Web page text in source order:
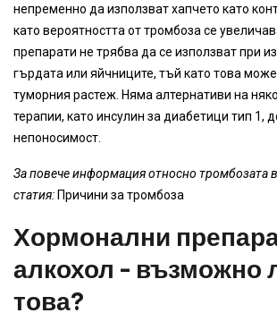
непременно да използват хапчето като
като вероятността от тромбоза се
препарати не трябва да се използват при
гърдата или яйчниците, тъй като това
туморния растеж. Няма алтернативи на
терапии, като инсулин за диабетици тип 1,
непоносимост.
За повече информация относно тромбозата
статия: Причини за тромбоза
Хормонални
алкохол - възможно
това?